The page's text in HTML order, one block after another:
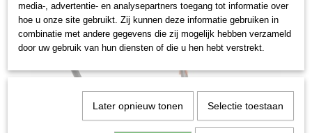
media-, advertentie- en analysepartners toegang tot informatie over
hoe u onze site gebruikt. Zij kunnen deze informatie gebruiken in
combinatie met andere gegevens die zij mogelijk hebben verzameld
door uw gebruik van hun diensten of die u hen hebt verstrekt.
Later opnieuw tonen Selectie toestaan